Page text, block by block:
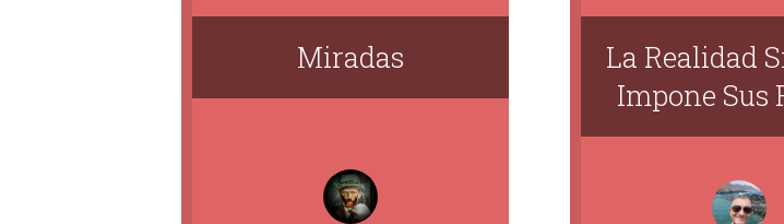
Miradas
La Realidad
Impone Sus